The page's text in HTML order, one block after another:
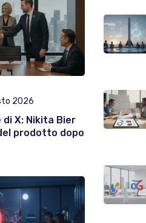
2026
X: Nikita Bier
prodotto dopo